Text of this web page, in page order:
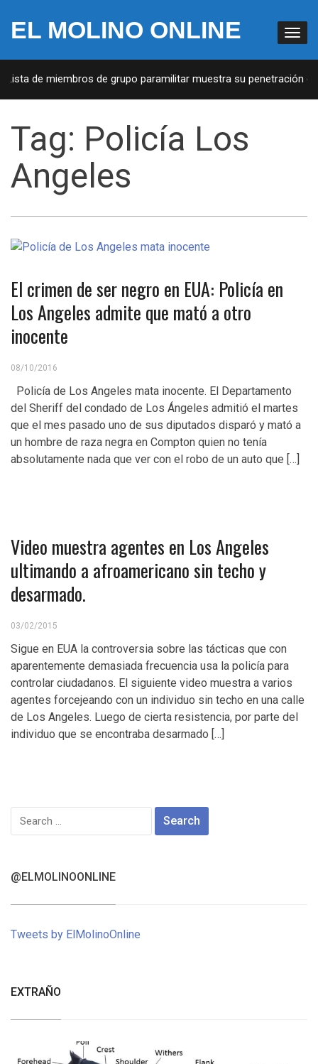
EL MOLINO ONLINE
de miembros de grupo paramilitar muestra su penetración en
Tag: Policía Los
Angeles
El crimen de ser negro en EUA: Policía en
Los Angeles admite que mató a otro
inocente
08/10/2016
Policía de Los Angeles mata inocente. El Departamento
del Sheriff del condado de Los Ángeles admitió el martes
que el mes pasado uno de sus diputados disparó y mató a
un hombre de raza negra en Compton quien no tenía
absolutamente nada que ver con el robo de un auto que […]
Video muestra agentes en Los Angeles
ultimando a afroamericano sin techo y
desarmado.
03/02/2015
Sigue en EUA la controversia sobre las tácticas que con
aparentemente demasiada frecuencia usa la policía para
controlar ciudadanos. El siguiente video muestra a varios
agentes forcejeando con un individuo sin techo en una calle
de Los Angeles. Luego de cierta resistencia, por parte del
individuo que se encontraba desarmado […]
Search
@ELMOLINOONLINE
Tweets by ElMolinoOnline
EXTRAÑO